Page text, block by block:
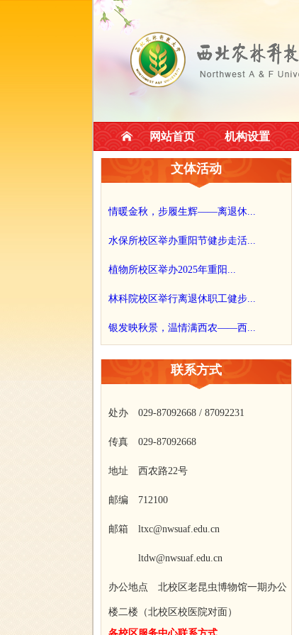
网站首页 机构设置
文体活动
情暖金秋，步履生辉——离退休...
水保所校区举办重阳节健步走活...
植物所校区举办2025年重阳...
林科院校区举行离退休职工健步...
银发映秋景，温情满西农——西...
联系方式
处办 029-87092668 / 87092231
传真 029-87092668
地址 西农路22号
邮编 712100
邮箱 ltxc@nwsuaf.edu.cn
ltdw@nwsuaf.edu.cn
办公地点 北校区老昆虫博物馆一期办公
楼二楼（北校区校医院对面）